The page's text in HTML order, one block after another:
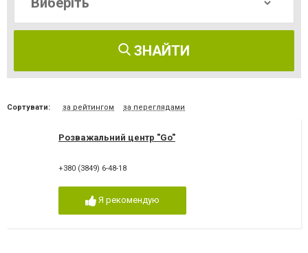
ЗНАЙТИ
Сортувати: за рейтингом за переглядами
Розважальний центр "Go"
+380 (3849) 6-48-18
Я рекомендую